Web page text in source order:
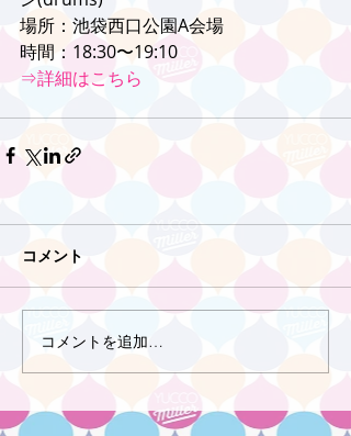
場所：池袋西口公園A会場
時間：18:30〜19:10
⇒詳細はこちら
コメント
コメントを追加…